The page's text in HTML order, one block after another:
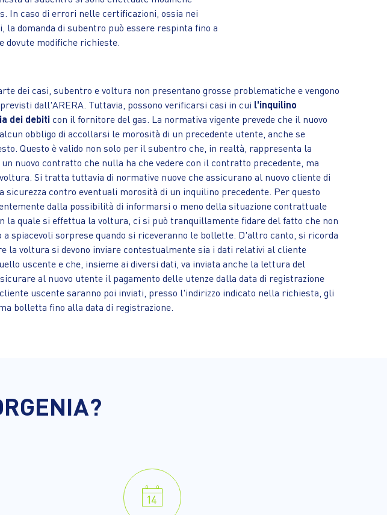
In caso di errori nelle certificazioni, ossia nei
la domanda di subentro può essere respinta fino a
dovute modifiche richieste.
dei casi, subentro e voltura non presentano grosse problematiche e vengono
dall'ARERA. Tuttavia, possono verificarsi casi in cui l'inquilino
dei debiti con il fornitore del gas. La normativa vigente prevede che il nuovo
obbligo di accollarsi le morosità di un precedente utente, anche se
Questo è valido non solo per il subentro che, in realtà, rappresenta la
nuovo contratto che nulla ha che vedere con il contratto precedente, ma
Si tratta tuttavia di normative nuove che assicurano al nuovo cliente di
sicurezza contro eventuali morosità di un inquilino precedente. Per questo
dalla possibilità di informarsi o meno della situazione contrattuale
la quale si effettua la voltura, ci si può tranquillamente fidare del fatto che non
a spiacevoli sorprese quando si riceveranno le bollette. D'altro canto, si ricorda
la voltura si devono inviare contestualmente sia i dati relativi al cliente
uscente e che, insieme ai diversi dati, va inviata anche la lettura del
al nuovo utente il pagamento delle utenze dalla data di registrazione
uscente saranno poi inviati, presso l'indirizzo indicato nella richiesta, gli
bolletta fino alla data di registrazione.